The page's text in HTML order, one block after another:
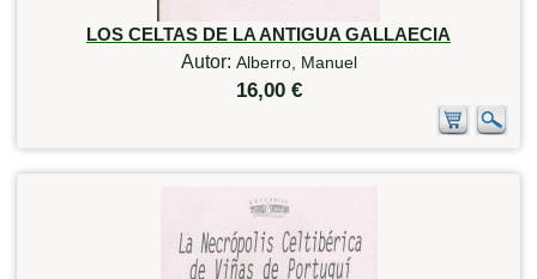
LOS CELTAS DE LA ANTIGUA GALLAECIA
Autor: Alberro, Manuel
16,00 €